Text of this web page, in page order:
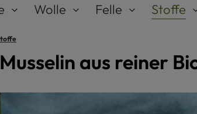
Wolle Felle Stoffe
aus reiner